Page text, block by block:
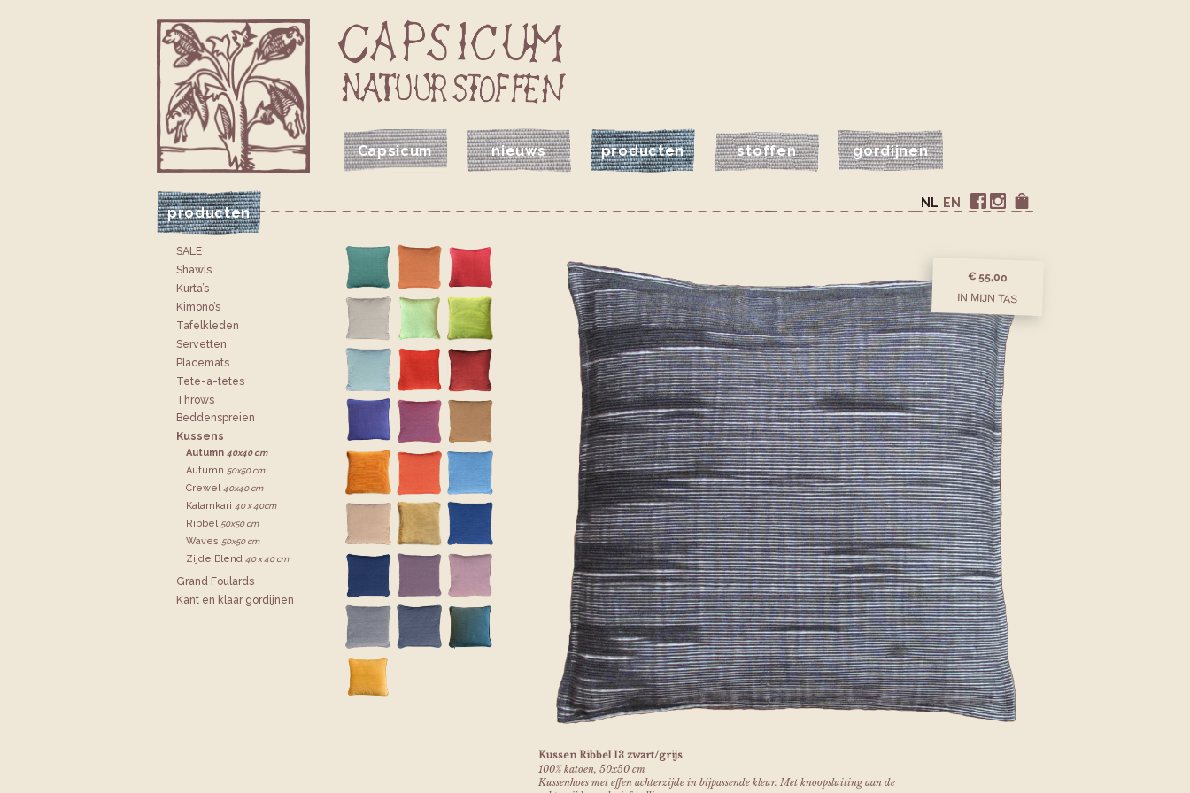
Capsicum nieuws producten stoffen gordijnen
producten
JE CAPSICUM WINKELTAS
VOLG CAPSICUM OP INSTAGRAM
VOLG CAPSICUM OP FACEBOOK EN
NL
SALE
Shawls
Kurta’s
Kimono’s
Tafelkleden
Servetten
Placemats
Tete-a-tetes
Throws
Bedden­spreien
Kussens
Autumn 40x40 cm
Autumn 50x50 cm
Crewel40x40 cm
Kalamkari 40 x 40cm
Ribbel 50x50 cm
Waves 50x50 cm
Zijde Blend 40 x 40 cm
Grand Foulards
Kant en klaar gordijnen
Kussen Ribbel 13 zwart/grijs
100% katoen, 50x50 cm
Kussenhoes met effen achterzijde in bijpassende kleur. Met knoopsluiting aan de
€ 55,00
IN MIJN TAS